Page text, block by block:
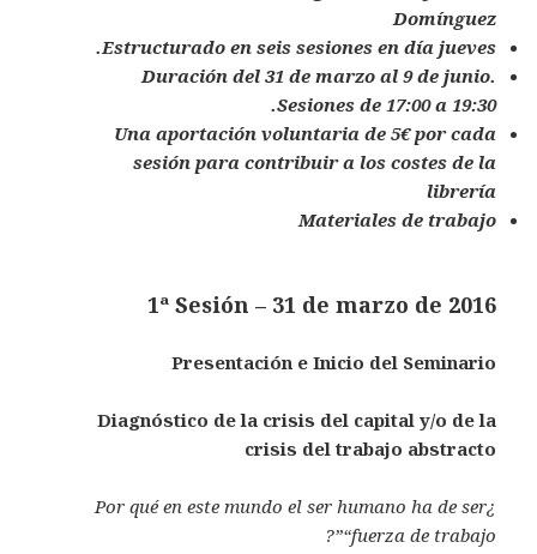
Domínguez
Estructurado en seis sesiones en día jueves.
Duración del 31 de marzo al 9 de junio.
Sesiones de 17:00 a 19:30.
Una aportación voluntaria de 5€ por cada
sesión para contribuir a los costes de la
librería
Materiales de trabajo
1ª Sesión – 31 de marzo de 2016
Presentación e Inicio del Seminario
Diagnóstico de la crisis del capital y/o de la
crisis del trabajo abstracto
¿Por qué en este mundo el ser humano ha de ser
“fuerza de trabajo”?